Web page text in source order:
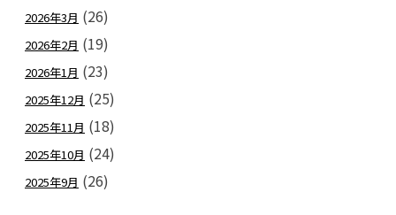
2026年3月 (26)
2026年2月 (19)
2026年1月 (23)
2025年12月 (25)
2025年11月 (18)
2025年10月 (24)
2025年9月 (26)